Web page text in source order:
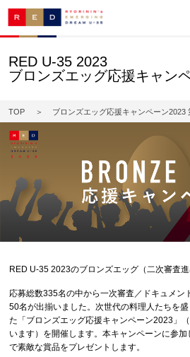
RED U-35 2023
ブロンズエッグ応援キャン
TOP ブロンズエッグ応援キャンペーン2023
RED U-35 2023のブロンズエッグ（二次審査進
応募総数335名の中から一次審査／ドキュメン
50名が出揃いました。次世代の料理人たちを
た「ブロンズエッグ応援キャンペーン2023」
います）を開催します。本キャンペーンに参
で素敵な賞品をプレゼントします。